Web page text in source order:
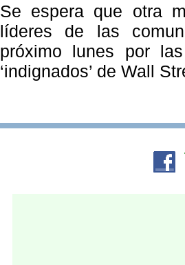
Se espera que otra
líderes de las
próximo lunes por
‘indignados’ de Wall